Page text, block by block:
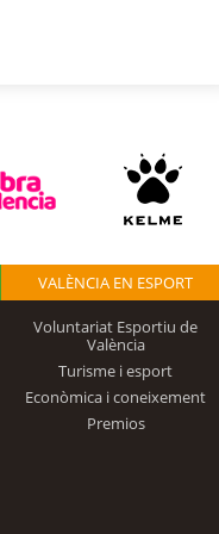
VALÈNCIA EN ESPORT
Voluntariat Esportiu de
València
Turisme i esport
Econòmica i coneixement
Premios